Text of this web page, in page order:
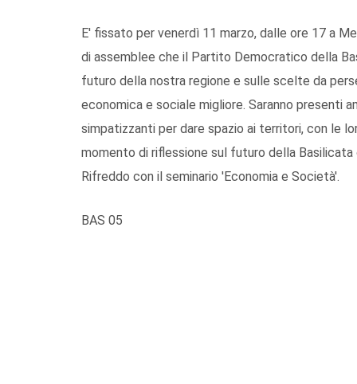
E' fissato per venerdì 11 marzo, dalle ore 17 a
di assemblee che il Partito Democratico della
futuro della nostra regione e sulle scelte da
economica e sociale migliore. Saranno presenti
simpatizzanti per dare spazio ai territori, con le
momento di riflessione sul futuro della
Rifreddo con il seminario 'Economia e Società'.
BAS 05